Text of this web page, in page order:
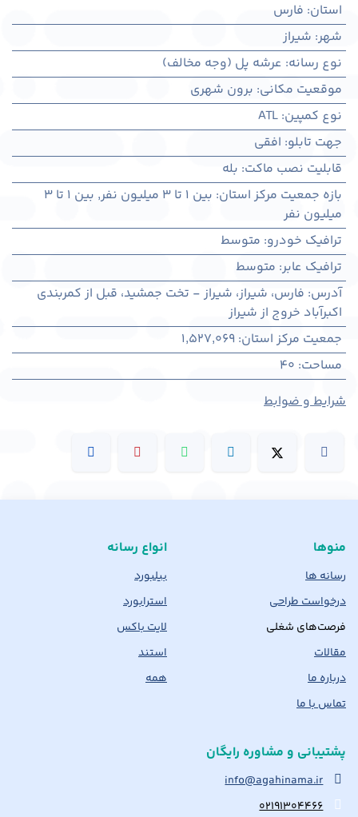
استان: فارس
شهر: شيراز
نوع رسانه: عرشه پل (وجه مخالف)
موقعیت مکانی: برون شهری
نوع کمپین:
ATL
جهت تابلو: افقی
قابلیت نصب ماکت: بله
بازه جمعیت مرکز استان: بین ۱ تا ۳ میلیون نفر ,
بین ۱ تا ۳
میلیون نفر
ترافیک خودرو: متوسط
ترافیک عابر: متوسط
آدرس: فارس، شيراز، شیراز - تخت جمشید، قبل از کمربندی
اکبرآباد خروج از شیراز
جمعیت مرکز استان:
1,527,069
مساحت:
40
شرایط و ضوابط
منوها
رسانه ها
درخواست طراحی
فرصت‌های شغلی
مقالات
درباره ما
تماس با ما
انواع رسانه
بیلبورد
استرابورد
لایت باکس
استند
همه
پشتیبانی و مشاوره رایگان
info@agahinama.ir
۰۲۱۹۱۳۰۴۴۶۶